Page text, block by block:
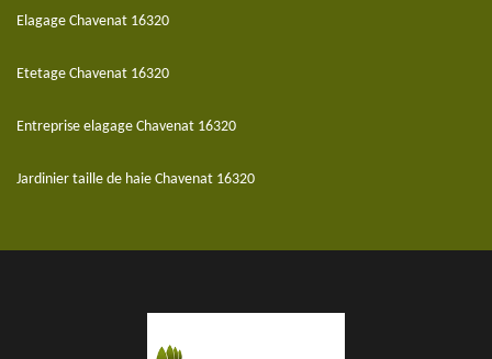
Elagage Chavenat 16320
Etetage Chavenat 16320
Entreprise elagage Chavenat 16320
Jardinier taille de haie Chavenat 16320